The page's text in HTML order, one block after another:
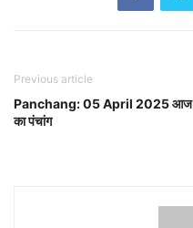
Previous article
Panchang: 05 April 2025 आज
का पंचांग